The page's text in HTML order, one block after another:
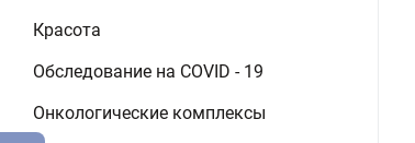
Красота
Обследование на COVID - 19
Онкологические комплексы